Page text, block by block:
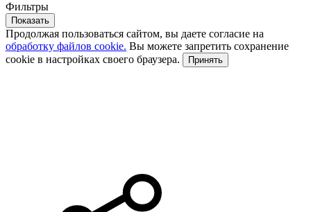
Фильтры
Показать
Продолжая пользоваться сайтом, вы даете согласие на
обработку файлов cookie. Вы можете запретить сохранение
cookie в настройках своего браузера.
Принять